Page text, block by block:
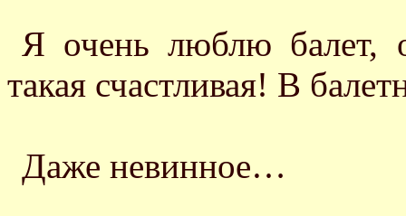
Я очень люблю балет,
такая счастливая! В
Даже невинное…